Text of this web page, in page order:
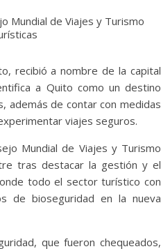
Mundial de Viajes y Turismo
recibió a nombre de la capital
a Quito como un destino
además de contar con medidas
viajes seguros.
Mundial de Viajes y Turismo
tras destacar la gestión y el
todo el sector turístico con
de bioseguridad en la nueva
que fueron chequeados,